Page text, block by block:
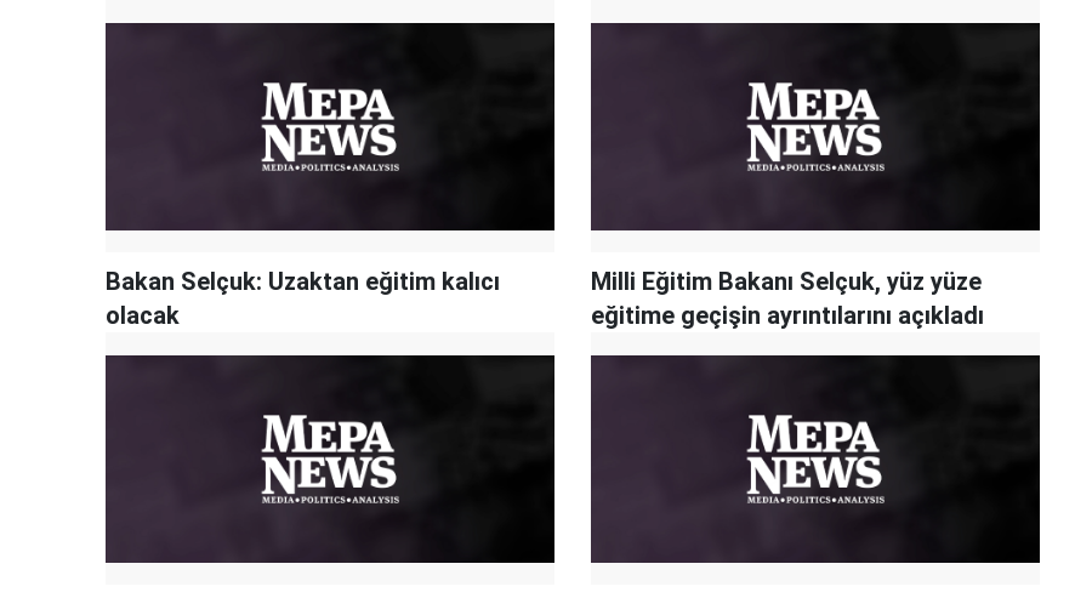
Bakan Selçuk: Uzaktan eğitim kalıcı
olacak
Milli Eğitim Bakanı Selçuk, yüz yüze
eğitime geçişin ayrıntılarını açıkladı